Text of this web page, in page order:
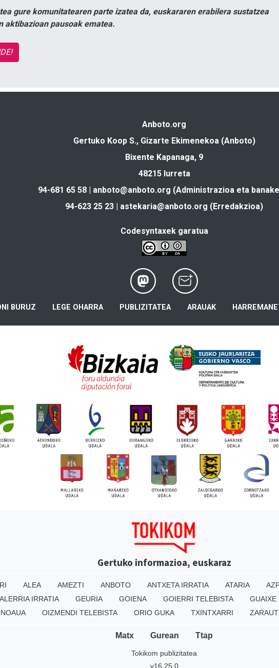
gure komunitatearen parte izatea da, euskararen erabilera sustatzea
aktibazioan pausoak ematea.
Anboto.org
Gertuko Koop S., Gizarte Ekimenekoa (Anboto)
Bixente Kapanaga, 9
48215 Iurreta
94-681 65 58 | anboto@anboto.org (Administrazioa eta
94-623 25 23 | astekaria@anboto.org (Erredakzioa)
Codesyntaxek garatua
BURUZ LEGE OHARRA PUBLIZITATEA ARAUAK
Gertuko informazioa, euskaraz
ALEA AMEZTI ANBOTO ANTXETA IRRATIA ATARIA
IRRATIA GEURIA GOIENA GOIERRI TELEBISTA
GUAIXE
NOAUA OIZMENDI TELEBISTA ORIO GUKA TXINTXARRI
Matx Gurean Ttap
Tokikom publizitatea
v16.25.0